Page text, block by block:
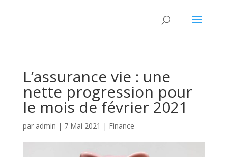
L’assurance vie : une
nette progression pour
le mois de février 2021
par admin | 7 Mai 2021 | Finance